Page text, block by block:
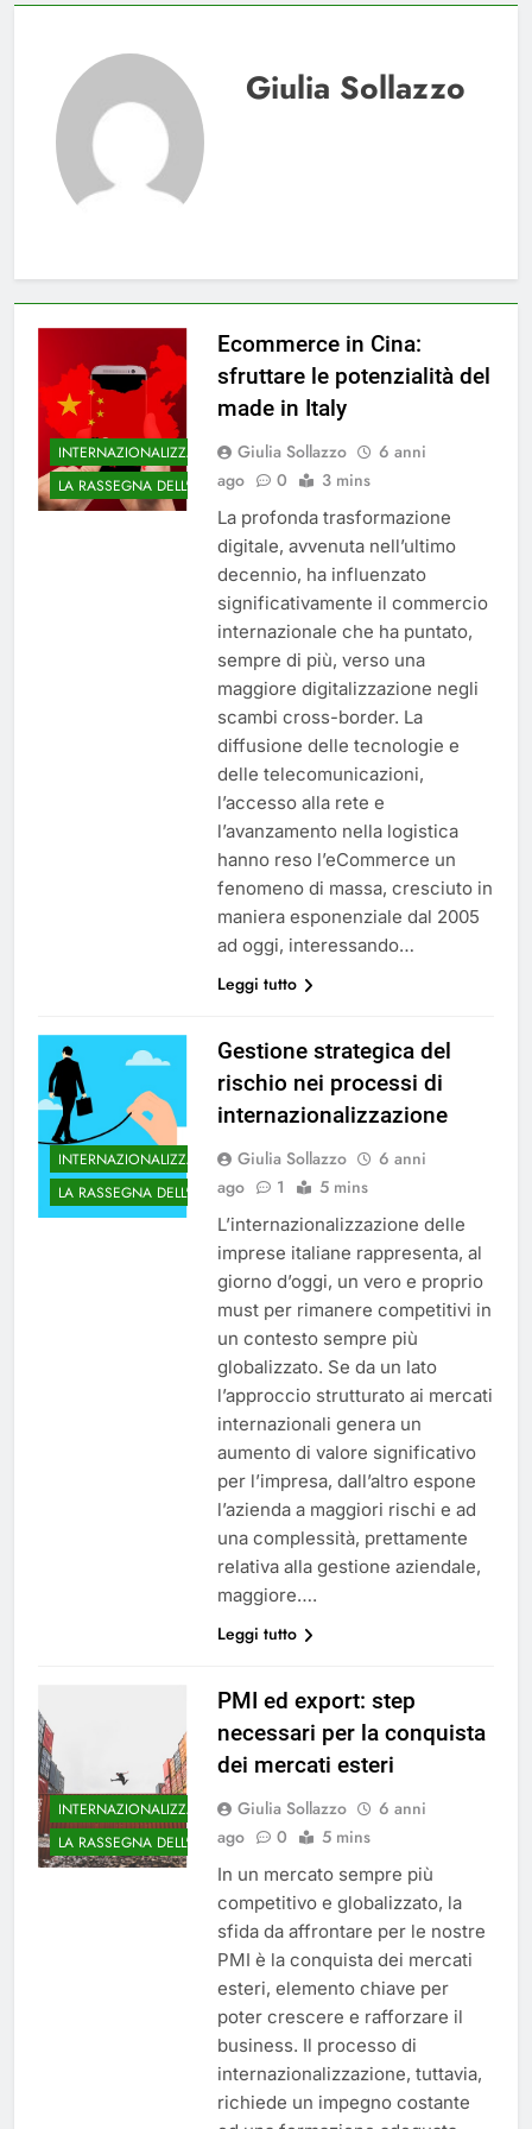
Giulia Sollazzo
INTERNAZIONALIZZAZIONE
LA RASSEGNA DELL'UNA
Ecommerce in Cina:
sfruttare le potenzialità del
made in Italy
Giulia Sollazzo
6 anni
ago
0 3 mins
La profonda trasformazione
digitale, avvenuta nell’ultimo
decennio, ha influenzato
significativamente il commercio
internazionale che ha puntato,
sempre di più, verso una
maggiore digitalizzazione negli
scambi cross-border. La
diffusione delle tecnologie e
delle telecomunicazioni,
l’accesso alla rete e
l’avanzamento nella logistica
hanno reso l’eCommerce un
fenomeno di massa, cresciuto in
maniera esponenziale dal 2005
ad oggi, interessando…
Leggi tutto
INTERNAZIONALIZZAZIONE
LA RASSEGNA DELL'UNA
Gestione strategica del
rischio nei processi di
internazionalizzazione
Giulia Sollazzo
6 anni
ago
1 5 mins
L’internazionalizzazione delle
imprese italiane rappresenta, al
giorno d’oggi, un vero e proprio
must per rimanere competitivi in
un contesto sempre più
globalizzato. Se da un lato
l’approccio strutturato ai mercati
internazionali genera un
aumento di valore significativo
per l’impresa, dall’altro espone
l’azienda a maggiori rischi e ad
una complessità, prettamente
relativa alla gestione aziendale,
maggiore….
Leggi tutto
INTERNAZIONALIZZAZIONE
LA RASSEGNA DELL'UNA
PMI ed export: step
necessari per la conquista
dei mercati esteri
Giulia Sollazzo
6 anni
ago
0 5 mins
In un mercato sempre più
competitivo e globalizzato, la
sfida da affrontare per le nostre
PMI è la conquista dei mercati
esteri, elemento chiave per
poter crescere e rafforzare il
business. Il processo di
internazionalizzazione, tuttavia,
richiede un impegno costante